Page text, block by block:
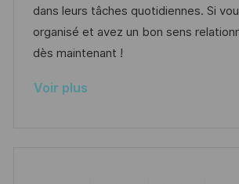
i
o
n
i
c
e
d
u
o
i
e
dans leurs tâches quotidiennes. Si
organisé et avez un bon sens
dès maintenant !
Voir plus